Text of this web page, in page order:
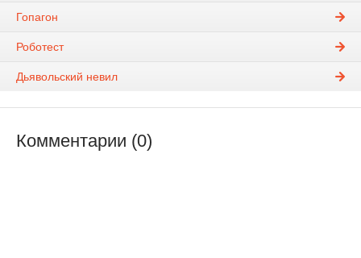
Гопагон
Роботест
Дьявольский невил
Комментарии (0)